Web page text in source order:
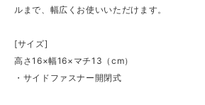
ルまで、幅広くお使いいただけます。
[サイズ]
高さ16×幅16×マチ13（cm）
・サイドファスナー開閉式